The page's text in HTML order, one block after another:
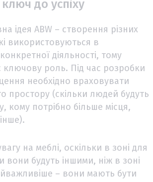
до успіху
ідея ABW – створення різних
використовуються в
діяльності, тому
ключову роль. Під час розробки
необхідно враховувати
простору (скільки людей будуть
кому потрібно більше місця,
на меблі, оскільки в зоні для
вони будуть іншими, ніж в зоні
– вони мають бути